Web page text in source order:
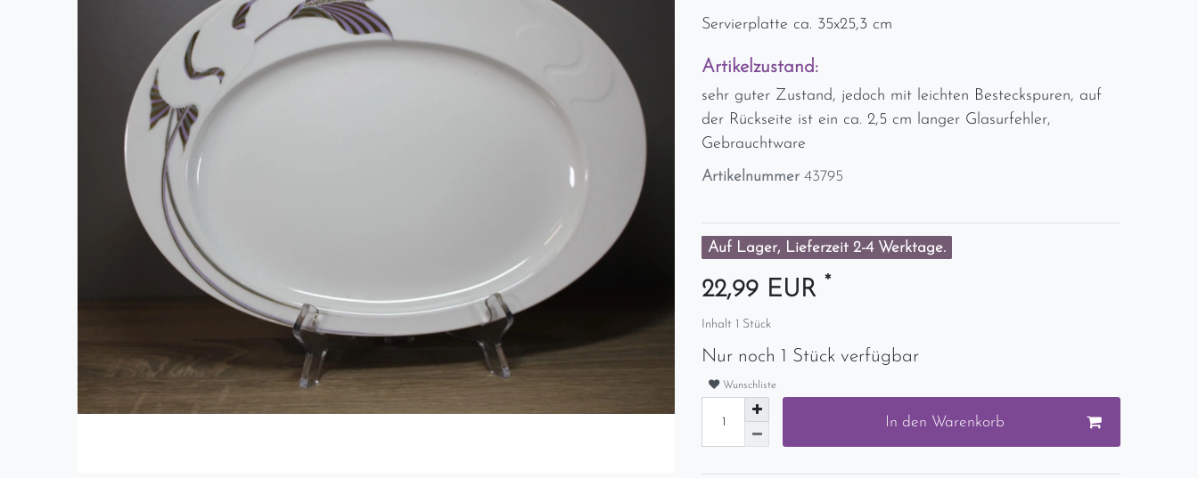
Servierplatte ca. 35x25,3 cm
Artikelzustand:
sehr guter Zustand, jedoch mit leichten Besteckspuren, auf
der Rückseite ist ein ca. 2,5 cm langer Glasurfehler,
Gebrauchtware
Artikelnummer 43795
Auf Lager, Lieferzeit 2-4 Werktage.
22,99 EUR *
Inhalt 1 Stück
Nur noch 1 Stück verfügbar
Wunschliste
In den Warenkorb